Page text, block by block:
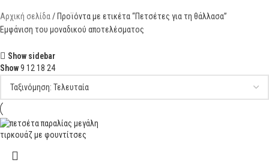
Αρχική σελίδα
Προϊόντα με ετικέτα “Πετσέτες για τη θάλλασα”
Εμφάνιση του μοναδικού αποτελέσματος
Show sidebar
Show9 1218 24